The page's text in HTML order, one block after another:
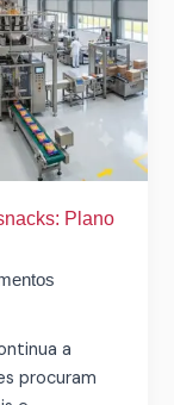
Plano
a
procuram